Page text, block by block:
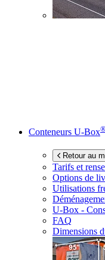
Conteneurs U-Box
Retour au
Tarifs et
Options de
Utilisations
U-Box -
FAQ
Dimensions